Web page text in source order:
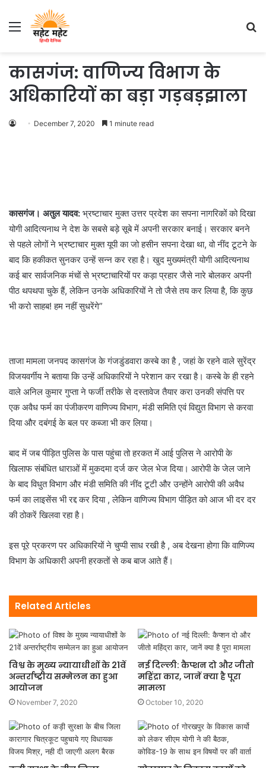
Menu
कासगंज: वाणिज्य विभाग के
अधिकारियों का बड़ा गड़बड़झाला
December 7, 2020 1 minute read
कासगंज। अतुल यादव: भ्रष्टाचार मुक्त उत्तर प्रदेश का सपना नागरिकों को दिखा
योगी आदित्यनाथ ने देश के सबसे बड़े सूबे में अपनी सरकार बनाई। सरकार बनने
से पहले लोगों ने भ्रष्टाचार मुक्त यूपी का जो हसीन सपना देखा था, वो नींद टूटने के
बाद कि हकीकत सुनकर उन्हें सन्न कर रहा है। खुद मुख्यमंत्री योगी आदित्यनाथ
कई बार सार्वजनिक मंचों से भ्रष्टाचारियों पर कड़ा प्रहार जैसे नारे बोलकर अपनी
पीठ थपथपा चुके हैं, लेकिन उनके अधिकारियों ने तो जैसे तय कर लिया है, कि कुछ
भी करो साहब! हम नहीं सुधरेंगे”
ताजा मामला जनपद कासगंज के गंजडुंडवारा कस्बे का है , जहां के रहने वाले सुरेंद्र
विजयवर्गीय ने बताया कि उन्हें अधिकारियों ने परेशान कर रखा है। कस्बे के ही रहने
वाले अनिल कुमार गुप्ता ने फर्जी तरीके से दस्तावेज तैयार करा उनकी संपत्ति पर
एक अवैध फर्म का पंजीकरण वाणिज्य विभाग, मंडी समिति एवं विद्युत विभाग से करवा
दिया और दबंगई के बल पर कब्जा भी कर लिया।
बाद में जब पीड़ित पुलिस के पास पहुंचा तो हरकत में आई पुलिस ने आरोपी के
खिलाफ संबंधित धाराओं में मुकदमा दर्ज कर जेल भेज दिया। आरोपी के जेल जाने
के बाद विधुत विभाग और मंडी समिति की नींद टूटी और उन्होंने आरोपी की अवैध
फर्म का लाइसेंस भी रद्द कर दिया , लेकिन वाणिज्य विभाग पीड़ित को आज भी दर दर
की ठोकरें खिलवा रहा है।
इस पूरे प्रकरण पर अधिकारियों ने चुप्पी साध रखी है , अब देखना होगा कि वाणिज्य
विभाग के अधिकारी अपनी हरकतों से कब बाज आते हैं।
Related Articles
विश्व के मुख्य न्यायाधीशों के 21वें
अन्तर्राष्ट्रीय सम्मेलन का हुआ
आयोजन
November 7, 2020
नई दिल्ली: कैप्शन दो और जीतो
महिंद्रा कार, जानें क्या है पूरा
मामला
October 10, 2020